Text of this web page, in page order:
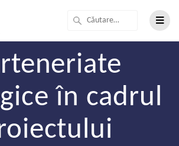
în cadrul